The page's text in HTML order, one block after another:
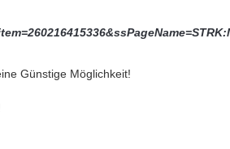
Günstige Möglichkeit!